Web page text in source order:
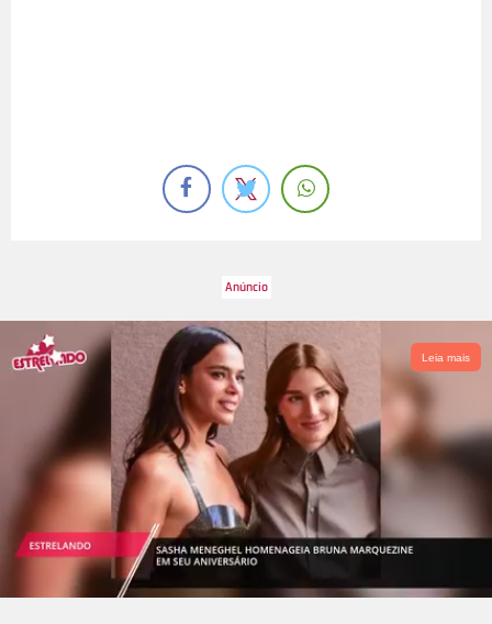
Leia mais